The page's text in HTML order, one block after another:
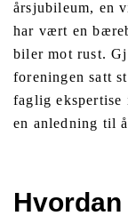
årsjubileum, en
har vært en
biler mot rust.
foreningen satt
faglig ekspertise
en anledning til